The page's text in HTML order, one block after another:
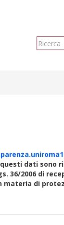
dati sono
36/2006 di
di